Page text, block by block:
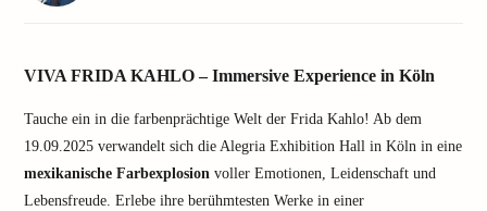
VIVA FRIDA KAHLO – Immersive Experience in Köln
Tauche ein in die farbenprächtige Welt der Frida Kahlo! Ab dem
19.09.2025 verwandelt sich die Alegria Exhibition Hall in Köln in eine
mexikanische Farbexplosion voller Emotionen, Leidenschaft und
Lebensfreude. Erlebe ihre berühmtesten Werke in einer